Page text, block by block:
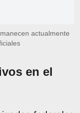
actualmente
en el